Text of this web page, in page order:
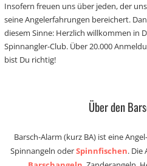
Insofern freuen uns über jeden, der
seine Angelerfahrungen bereichert.
diesem Sinne: Herzlich willkommen in
Spinnangler-Club. Über 20.000
bist Du richtig!
Über den
Barsch-Alarm (kurz BA) ist eine
Spinnangeln oderSpinnfischen. Die